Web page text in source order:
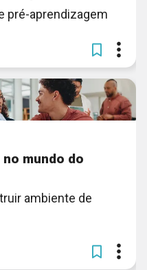
pré-aprendizagem
mundo do
ambiente de